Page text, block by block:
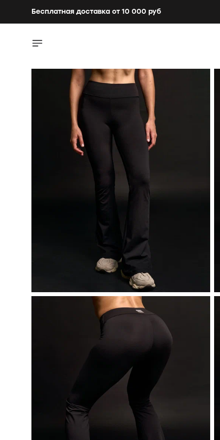
Бесплатная доставка от 10 000 руб